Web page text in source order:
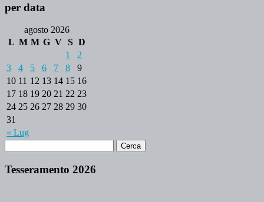
per data
agosto 2026
L M M G V S D
« Lug
1
2
3
4 5 6 7 8
9
10 11 12 13 14 15 16
17 18 19 20 21 22 23
24 25 26 27 28 29 30
31
Tesseramento 2026